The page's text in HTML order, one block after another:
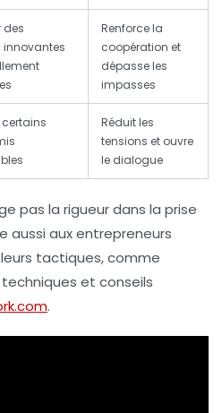
des
innovantes
Renforce la
coopération et
dépasse les
impasses
Réduit les
tensions et ouvre
le dialogue
pas la rigueur dans la prise
aussi aux entrepreneurs
tactiques, comme
et conseils
.